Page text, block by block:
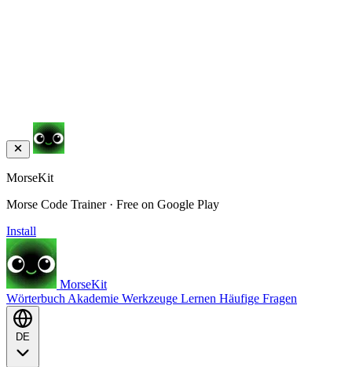
MorseKit
Morse Code Trainer · Free on Google Play
Install
MorseKit
Wörterbuch Akademie Werkzeuge Lernen Häufige Fragen